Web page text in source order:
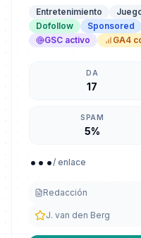
Entretenimiento
Dofollow
Sponsored
GSC activo
GA4
DA
17
SPAM
5%
.../ enlace
Redacción
J. van den Berg